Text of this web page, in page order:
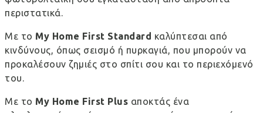
περιστατικά.
Με το My Home First Standard καλύπτεσαι από
κινδύνους, όπως σεισμό ή πυρκαγιά, που μπορούν να
προκαλέσουν ζημιές στο σπίτι σου και το περιεχόμενό
του.
Με το My Home First Plus αποκτάς ένα